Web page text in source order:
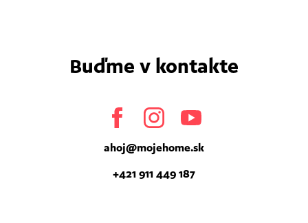
Buďme v kontakte
Facebook Instagram
ahoj@mojehome.sk
+421 911 449 187